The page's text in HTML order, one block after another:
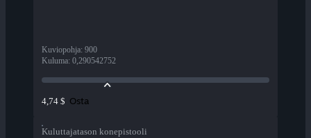
Kuviopohja: 900
Kuluma: 0,290542752
4,74 $ Osta
Kuluttajatason konepistooli